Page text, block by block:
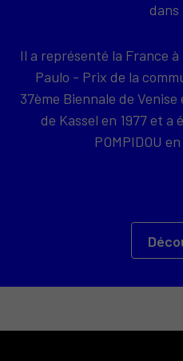
dans
Il a représenté la France à
Paulo - Prix de la
37ème Biennale de
de Kassel en 1977 et a
POMPIDOU